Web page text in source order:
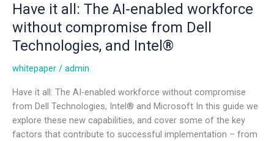
Have it all: The AI-enabled workforce
without compromise from Dell
Technologies, and Intel®
whitepaper / admin
Have it all: The AI-enabled workforce without compromise
from Dell Technologies, Intel® and Microsoft In this guide we
explore these new capabilities, and cover some of the key
factors that contribute to successful implementation – from
Technologies,
and
Intel®